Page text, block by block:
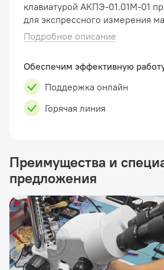
клавиатурой АКПЭ-01.01М-01
для экспрессного измерения
концентрации паров этанола в
пробе выдыхаемого воздуха.
Подробное описание
Обеспечим эффективную
Поддержка онлайн
Горячая линия
Преимущества и
предложения